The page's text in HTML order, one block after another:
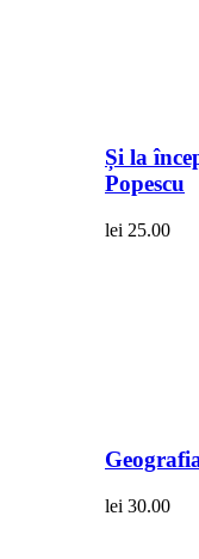
Și la
Popescu
lei 25.00
lei 30.00